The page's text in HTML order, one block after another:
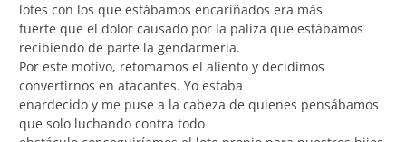
lotes con los que estábamos encariñados era más
fuerte que el dolor causado por la paliza que estábamos
recibiendo de parte la gendarmería.
Por este motivo, retomamos el aliento y decidimos
convertirnos en atacantes. Yo estaba
enardecido y me puse a la cabeza de quienes pensábamos
que solo luchando contra todo